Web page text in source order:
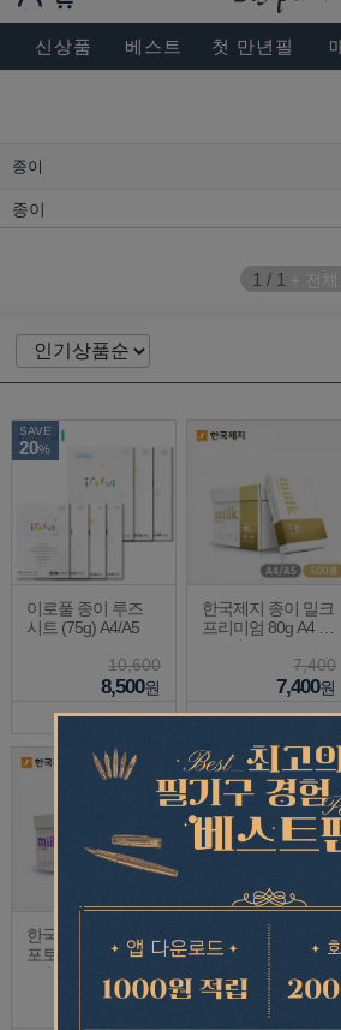
BESEN MASTERPIECE, SINCE
신상품 베스트 첫 만년필
종이
종이
1 / 1 + 전체
SAVE
20%
이로풀 종이 루즈
시트 (75g) A4/A5
10,600
8,500원
한국제지 종이 밀크
프리미엄 80g A4 A5
7,400
7,400원
한국제지 종이 밀크
포토 120g A4 A5 20
6,200
SAVE
10%
글입다 레저버 페이
퍼 50매 A5 140g
5,000